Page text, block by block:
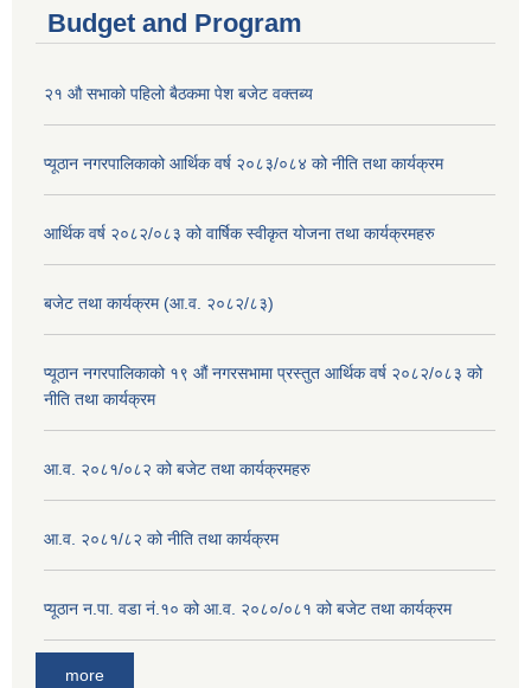
Budget and Program
२१ औ सभाको पहिलो बैठकमा पेश बजेट वक्तब्य
प्यूठान नगरपालिकाको आर्थिक वर्ष २०८३/०८४ को नीति तथा कार्यक्रम
आर्थिक वर्ष २०८२/०८३ को वार्षिक स्वीकृत योजना तथा कार्यक्रमहरु
बजेट तथा कार्यक्रम (आ.व. २०८२/८३)
प्यूठान नगरपालिकाको १९ औं नगरसभामा प्रस्तुत आर्थिक वर्ष २०८२/०८३ को
नीति तथा कार्यक्रम
आ.व. २०८१/०८२ को बजेट तथा कार्यक्रमहरु
आ.व. २०८१/८२ को नीति तथा कार्यक्रम
प्यूठान न.पा. वडा नं.१० को आ.व. २०८०/०८१ को बजेट तथा कार्यक्रम
more